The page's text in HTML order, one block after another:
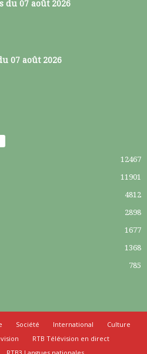
du 07 août 2026
07 août 2026
12467
11901
4812
2898
1677
1368
785
Société International
Culture
RTB Télévision en direct